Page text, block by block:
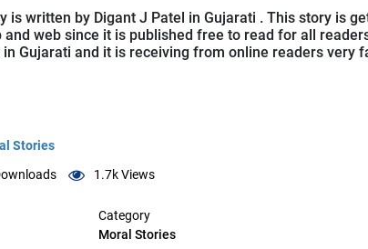
is written by Digant J Patel in Gujarati . This story is
web since it is published free to read for all
Gujarati and it is receiving from online readers very
Stories
1.7kViews
Category
Moral Stories